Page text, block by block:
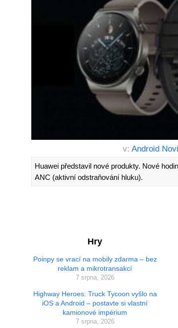
v: Android
Huawei představil nové produkty. Nové
ANC (aktivní odstraňování hluku).
Hry
Poinpy se vrací na mobily zdarma – bez
reklam a mikrotransakcí
7 srpna, 2026
Highway Heroes: Truck Tycoon vyšlo na
iOS a Android – postavte si vlastní
kamionové impérium
7 srpna, 2026